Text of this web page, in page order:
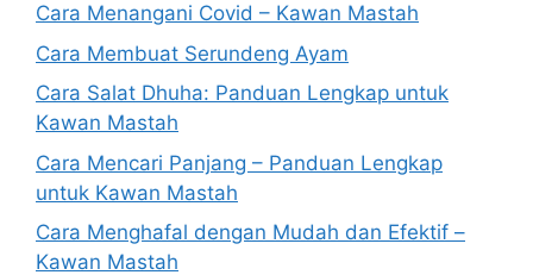
Cara Menangani Covid – Kawan Mastah
Cara Membuat Serundeng Ayam
Cara Salat Dhuha: Panduan Lengkap untuk
Kawan Mastah
Cara Mencari Panjang – Panduan Lengkap
untuk Kawan Mastah
Cara Menghafal dengan Mudah dan Efektif –
Kawan Mastah